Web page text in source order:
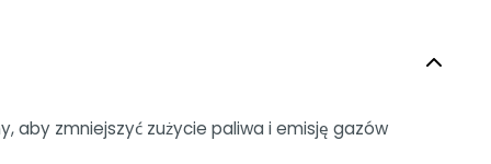
aby zmniejszyć zużycie paliwa i emisję gazów